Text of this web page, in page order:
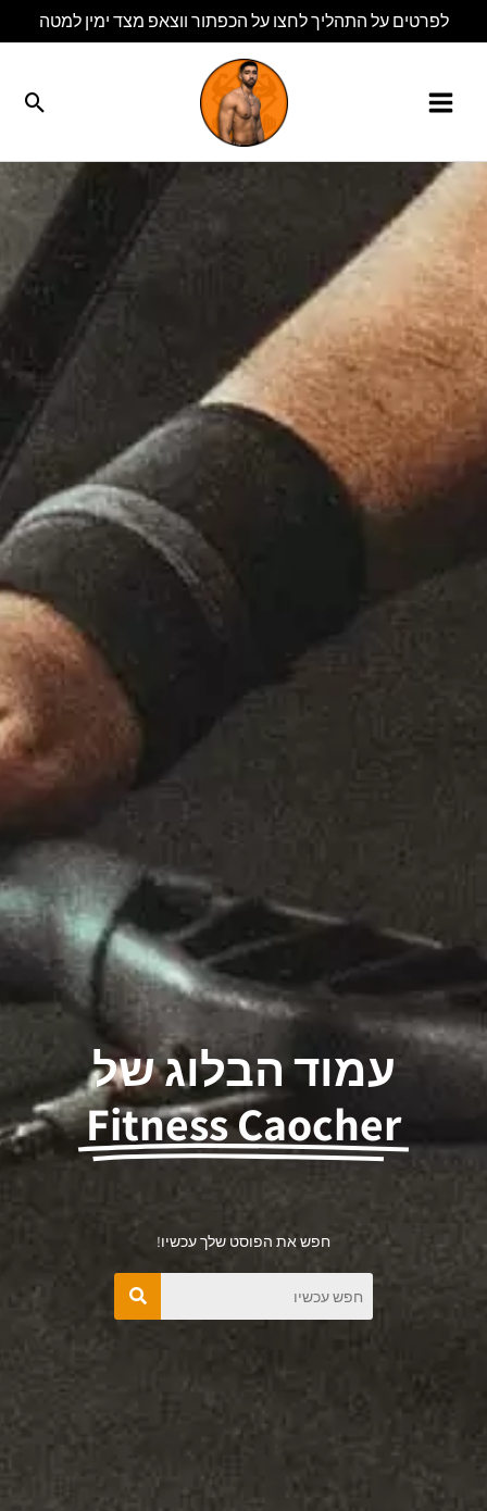
לתוכן
לפרטים על התהליך לחצו על הכפתור ווצאפ מצד ימין למטה
עמוד הבלוג של
Fitness Caocher
חפש את הפוסט שלך עכשיו!